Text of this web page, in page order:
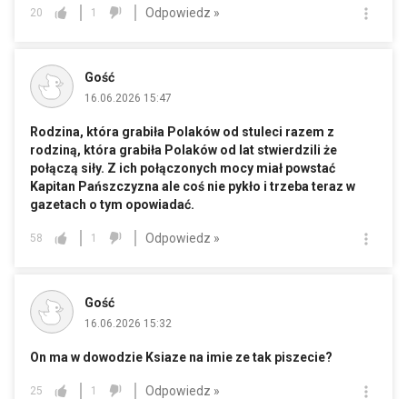
20 1 Odpowiedz »
Gość
16.06.2026 15:47
Rodzina, która grabiła Polaków od stuleci razem z
rodziną, która grabiła Polaków od lat stwierdzili że
połączą siły. Z ich połączonych mocy miał powstać
Kapitan Pańszczyzna ale coś nie pykło i trzeba teraz w
gazetach o tym opowiadać.
58 1 Odpowiedz »
Gość
16.06.2026 15:32
On ma w dowodzie Ksiaze na imie ze tak piszecie?
25 1 Odpowiedz »